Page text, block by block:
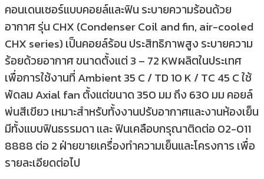
คอนเดนเซอร์แบบคอยล์และฟิน ระบายความร้อนด้วย
อากาศ รุ่น CHX (Condenser Coil and fin, air-cooled
CHX series) เป็นคอยล์ร้อน ประสิทธิภาพสูง ระบายความ
ร้อยด้วยอากาศ ขนาดตั้งแต่ 3 – 72 KWผลิตในประเทศ
เพื่อการใช้งานที่ Ambient 35 C / TD 10 K / TC 45 C ใช้
พัดลม Axial fan ตั้งแต่ขนาด 350 มม ถึง 630 มม คอยล์
พ่นสีเขียว เหมาะสำหรับทั้งงานปรับอากาศและงานห้องเย็น
มีทั้งแบบฟินธรรมดา และ ฟินเคลือบกรุณาติดต่อ 02-011
8888 ต่อ 2 ฝ่ายขายเครื่องทำความเย็นและโครงการ เพื่อ
รายละเอียดต่อไป